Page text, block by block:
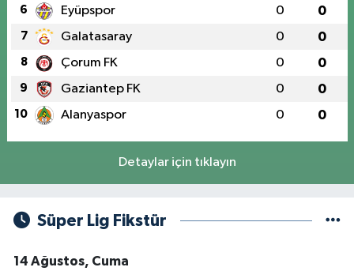
6 Eyüpspor 0 0
7 Galatasaray 0 0
8 Çorum FK 0 0
9 Gaziantep FK 0 0
10 Alanyaspor 0 0
Detaylar için tıklayın
Süper Lig Fikstür
14 Ağustos, Cuma